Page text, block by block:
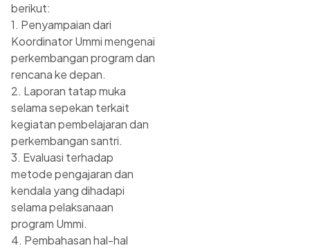
berikut:
1. Penyampaian dari
Koordinator Ummi mengenai
perkembangan program dan
rencana ke depan.
2. Laporan tatap muka
selama sepekan terkait
kegiatan pembelajaran dan
perkembangan santri.
3. Evaluasi terhadap
metode pengajaran dan
kendala yang dihadapi
selama pelaksanaan
program Ummi.
4. Pembahasan hal-hal